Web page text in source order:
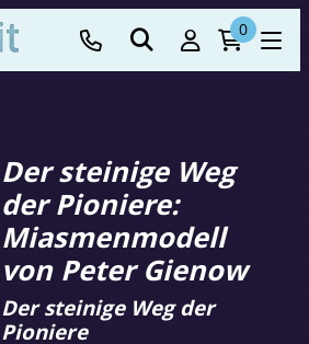
0
Der steinige Weg
der Pioniere:
Miasmenmodell
von Peter Gienow
Der steinige Weg der
Pioniere